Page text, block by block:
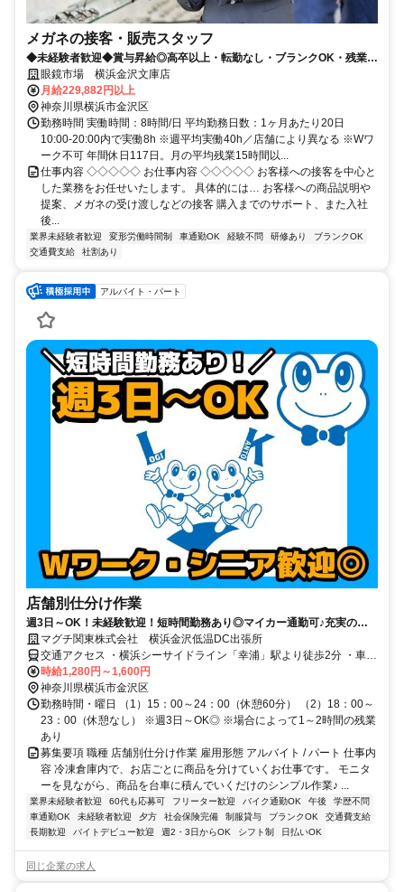
メガネの接客・販売スタッフ
◆未経験者歓迎◆賞与昇給◎高卒以上・転勤なし・ブランクOK・残業少
なめ・業界No1！
眼鏡市場 横浜金沢文庫店
月給229,882円以上
神奈川県横浜市金沢区
勤務時間 実働時間：8時間/日 平均勤務日数：1ヶ月あたり20日
10:00-20:00内で実働8h ※週平均実働40h／店舗により異なる ※Wワ
ーク不可 年間休日117日。月の平均残業15時間以...
仕事内容 ◇◇◇◇◇ お仕事内容 ◇◇◇◇◇ お客様への接客を中心と
した業務をお任せいたします。 具体的には… お客様への商品説明や
提案、メガネの受け渡しなどの接客 購入までのサポート、また入社
後...
業界未経験者歓迎 変形労働時間制 車通勤OK 経験不問 研修あり
ブランクOK
交通費支給
社割あり
アルバイト・パート
店舗別仕分け作業
週3日～OK！未経験歓迎！短時間勤務あり◎マイカー通勤可♪充実の福
利厚生で働きやすさ抜群です
マグチ関東株式会社 横浜金沢低温DC出張所
交通アクセス ・横浜シーサイドライン「幸浦」駅より徒歩2分 ・車、
バイク、自転車通勤OK
時給1,280円～1,600円
神奈川県横浜市金沢区
勤務時間・曜日 （1）15：00～24：00（休憩60分） （2）18：00～
23：00（休憩なし） ※週3日～OK◎ ※場合によって1～2時間の残業
あり
募集要項 職種 店舗別仕分け作業 雇用形態 アルバイト / パート 仕事内
容 冷凍倉庫内で、お店ごとに商品を分けていくお仕事です。 モニタ
ーを見ながら、商品を台車に積んでいくだけのシンプル作業♪ ...
業界未経験者歓迎 60代も応募可 フリーター歓迎 バイク通勤OK 午後
学歴不問
車通勤OK
未経験者歓迎 夕方 社会保険完備 制服貸与 ブランクOK
交通費支給
長期歓迎
バイトデビュー歓迎 週2・3日からOK シフト制 日払いOK
同じ企業の求人